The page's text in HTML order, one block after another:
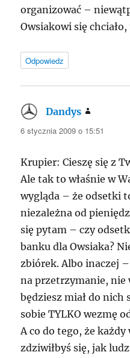
organizować –
Owsiakowi się
Odpowiedz
Dandys
6 stycznia 2009 o 15:51
Krupier: Cieszę się z
Ale tak to właśnie w
wygląda – że odsetki
niezależna od
się pytam – czy
banku dla Owsiaka?
zbiórek. Albo inaczej
na przetrzymanie, nie
będziesz miał do nich
sobieTYLKO wezmę
A co do tego, że
zdziwiłbyś się, jak